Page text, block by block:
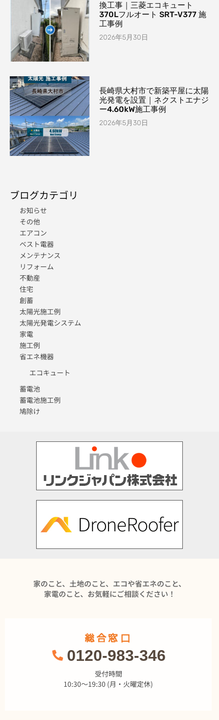
換工事｜三菱エコキュート
370Lフルオート SRT-V377 施
工事例
2026年5月30日
長崎県大村市で新築平屋に太陽
光発電を設置｜ネクストエナジ
ー4.60kW施工事例
2026年5月30日
ブログカテゴリ
お知らせ
その他
エアコン
ベスト電器
メンテナンス
リフォーム
不動産
住宅
創蓄
太陽光施工例
太陽光発電システム
家電
施工例
省エネ機器
エコキュート
蓄電池
蓄電池施工例
鳩除け
家のこと、土地のこと、エコや省エネのこと、
家電のこと、お気軽にご相談ください！
総合窓口
0120-983-346
受付時間
10:30～19:30 (月・火曜定休)